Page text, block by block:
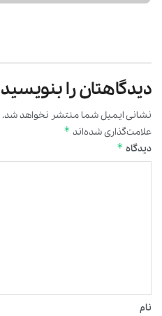
دیدگاهتان را بنویسید
نشانی ایمیل شما منتشر نخواهد شد.
علامت‌گذاری شده‌اند *
دیدگاه *
نام